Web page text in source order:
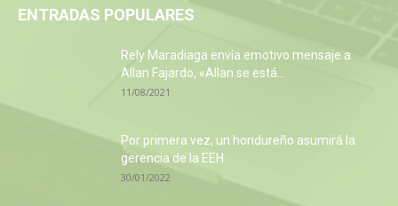
ENTRADAS POPULARES
Rely Maradiaga envía emotivo mensaje a
Allan Fajardo, «Allan se está...
11/08/2021
Por primera vez, un hondureño asumirá la
gerencia de la EEH
30/01/2022